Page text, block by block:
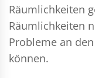
Räumlichkeiten
Räumlichkeiten
Probleme an
können.